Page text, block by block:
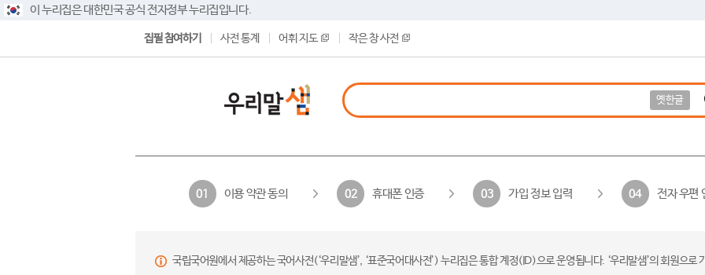
이 누리집은 대한민국 공식 전자정부 누리집입니다.
집필 참여하기 사전 통계 어휘 지도 작은 창 사전
옛한글
01 이용 약관 동의 02 휴대폰 인증 03 가입 정보 입력 04 전자 우편
국립국어원에서 제공하는 국어사전(‘우리말샘’, ‘표준국어대사전’) 누리집은 통합 계정(ID)으로 운영됩니다. ‘우리말샘’의 회원으